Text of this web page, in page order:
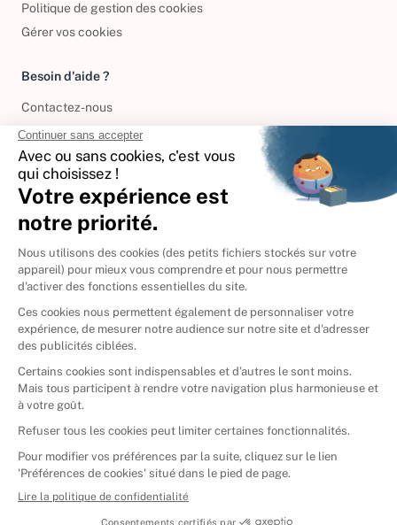
Politique de gestion des cookies
Gérer vos cookies
Besoin d'aide ?
Contactez-nous
International
🇪🇸Espagne
🇮🇹Italie
Donner vos livres
Ammareal © 2026